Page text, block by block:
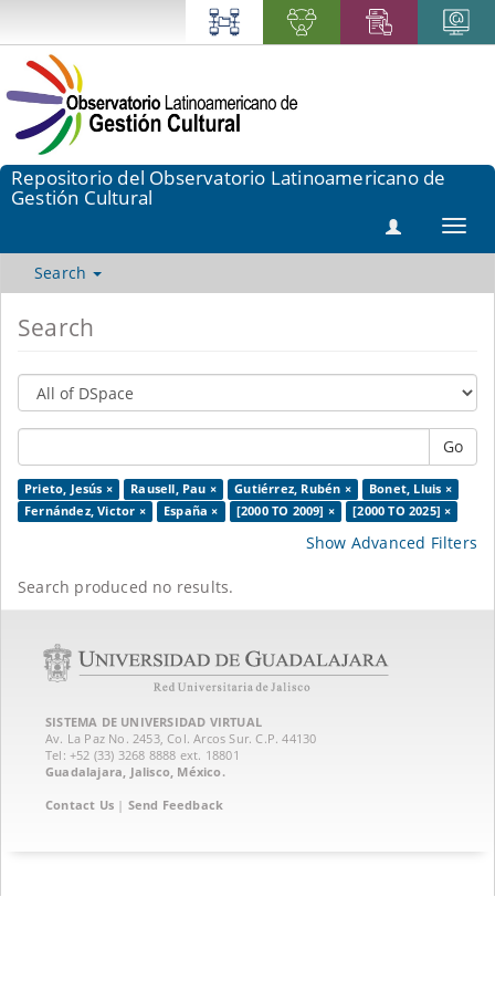
Repositorio del Observatorio Latinoamericano de
Gestión Cultural
Search
Search
Go
Prieto, Jesús × Rausell, Pau × Gutiérrez, Rubén ×
Bonet, Lluis ×
Fernández, Victor ×
España × [2000 TO 2009] × [2000 TO 2025] ×
Show Advanced Filters
Search produced no results.
SISTEMA DE UNIVERSIDAD VIRTUAL
Av. La Paz No. 2453, Col. Arcos Sur. C.P. 44130
Tel: +52 (33) 3268 8888‏ ext. 18801
Guadalajara, Jalisco, México.
Contact Us | Send Feedback